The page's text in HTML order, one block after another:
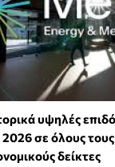
υψηλές
σε όλους
δείκτες